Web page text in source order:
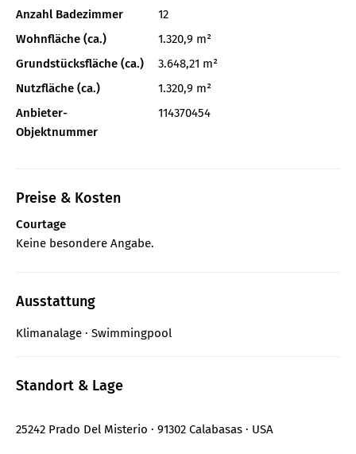
Anzahl Badezimmer
12
Wohnfläche (ca.)
1.320,9 m²
Grundstücksfläche (ca.)
3.648,21 m²
Nutzfläche (ca.)
1.320,9 m²
Anbieter-
Objektnummer
114370454
Preise & Kosten
Courtage
Keine besondere Angabe.
Ausstattung
Klimanalage Swimmingpool
Standort & Lage
25242 Prado Del Misterio · 91302 Calabasas · USA